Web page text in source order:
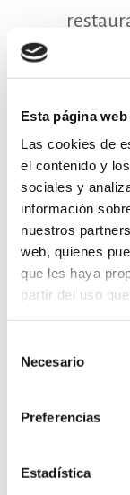
Esta página
Las cookies de
el contenido y
sociales y
información
nuestros
web, quienes
que les haya
partir del uso
Necesario
Preferencias
Estadística
la
España.
El
junio,